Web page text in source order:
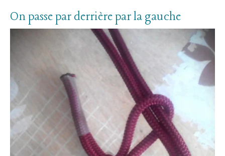
On passe par derrière par la gauche